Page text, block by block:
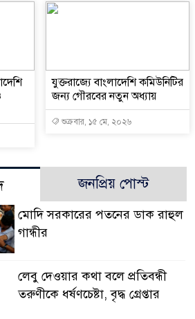
যুক্তরাজ্যে বাংলাদেশি কমিউনিটির
জন্য গৌরবের নতুন অধ্যায়
শুক্রবার, ১৫ মে, ২০২৬
জনপ্রিয় পোস্ট
মোদি সরকারের পতনের ডাক রাহুল
গান্ধীর
লেবু দেওয়ার কথা বলে প্রতিবন্ধী
তরুণীকে ধর্ষণচেষ্টা, বৃদ্ধ গ্রেপ্তার